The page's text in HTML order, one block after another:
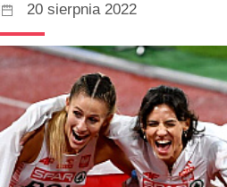
20 sierpnia 2022